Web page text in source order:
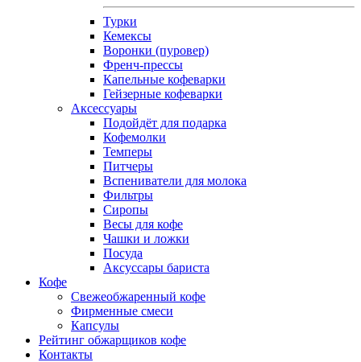
Турки
Кемексы
Воронки (пуровер)
Френч-прессы
Капельные кофеварки
Гейзерные кофеварки
Аксессуары
Подойдёт для подарка
Кофемолки
Темперы
Питчеры
Вспениватели для молока
Фильтры
Сиропы
Весы для кофе
Чашки и ложки
Посуда
Аксуссары бариста
Кофе
Свежеобжаренный кофе
Фирменные смеси
Капсулы
Рейтинг обжарщиков кофе
Контакты